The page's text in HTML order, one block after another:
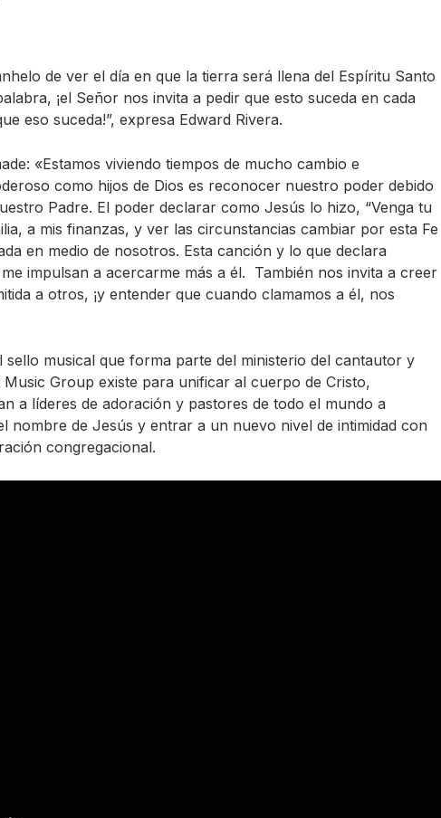
de ver el día en que la tierra será llena del Espíritu Santo
¡el Señor nos invita a pedir que esto suceda en cada
eso suceda!”, expresa Edward Rivera.
«Estamos viviendo tiempos de mucho cambio e
como hijos de Dios es reconocer nuestro poder debido
Padre. El poder declarar como Jesús lo hizo, “Venga tu
a mis finanzas, y ver las circunstancias cambiar por esta Fe
en medio de nosotros. Esta canción y lo que declara
impulsan a acercarme más a él. También nos invita a creer
a otros, ¡y entender que cuando clamamos a él, nos
musical que forma parte del ministerio del cantautor y
Group existe para unificar al cuerpo de Cristo,
a líderes de adoración y pastores de todo el mundo a
nombre de Jesús y entrar a un nuevo nivel de intimidad con
congregacional.